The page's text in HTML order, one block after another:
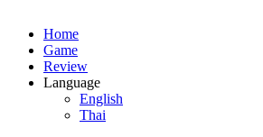
Home
Game
Review
Language
English
Thai